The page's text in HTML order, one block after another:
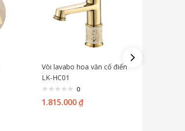
Vòi lavabo hoa văn cổ điển
LK-HC01
0
1.815.000₫